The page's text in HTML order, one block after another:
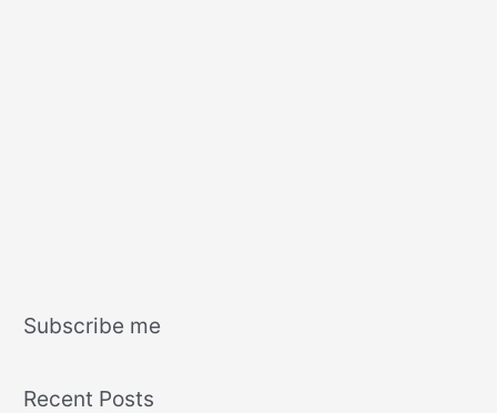
Subscribe me
Recent Posts